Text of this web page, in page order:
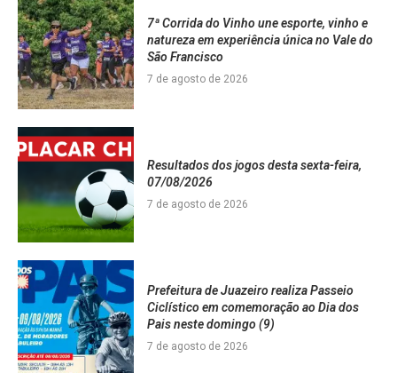
7ª Corrida do Vinho une esporte, vinho e
natureza em experiência única no Vale do
São Francisco
7 de agosto de 2026
Resultados dos jogos desta sexta-feira,
07/08/2026
7 de agosto de 2026
Prefeitura de Juazeiro realiza Passeio
Ciclístico em comemoração ao Dia dos
Pais neste domingo (9)
7 de agosto de 2026